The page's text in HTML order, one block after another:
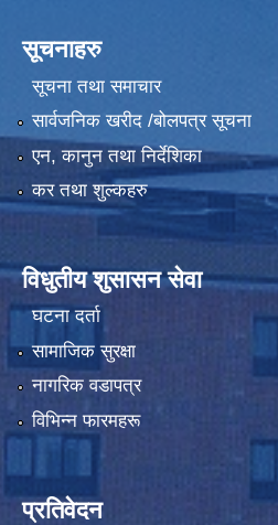
सूचनाहरु
सूचना तथा समाचार
सार्वजनिक खरीद /बोलपत्र सूचना
एन, कानुन तथा निर्देशिका
कर तथा शुल्कहरु
विधुतीय शुसासन सेवा
घटना दर्ता
सामाजिक सुरक्षा
नागरिक वडापत्र
विभिन्न फारमहरू
प्रतिवेदन